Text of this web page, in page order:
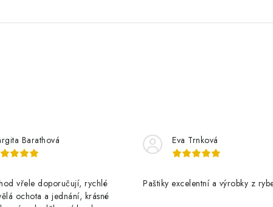
Barathová
vřele doporučují, rychlé
ochota a jednání, krásné
Eva Trnková
Paštiky excelentní a výrobky z